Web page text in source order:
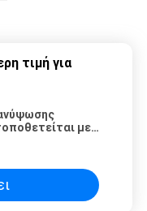
τιμή για
με